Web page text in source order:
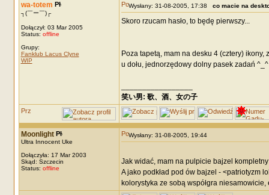
wa-totem
┐(￣ー￣)┌
Dołączył: 03 Mar 2005
Status: offline
Grupy:
Fanklub Lacus Clyne
WIP
Wysłany: 31-08-2005, 17:38 co macie na
Skoro rzucam hasło, to będę pierwszy...
Poza tapetą, mam na desku 4 (cztery)
u dołu, jednorzędowy dolny pasek zadań
笑い男: 歌、酒、女の子 DRM:
Moonlight
Ultra Innocent Uke
Dołączyła: 17 Mar 2003
Skąd: Szczecin
Status: offline
Wysłany: 31-08-2005, 19:44
Jak widać, mam na pulpicie bajzel kompletny
A jako podkład pod ów bajzel - <patriotyzm
kolorystyka ze sobą współgra